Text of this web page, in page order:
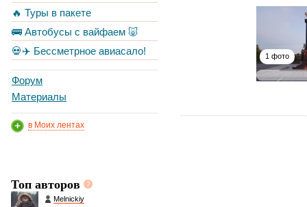
🔥 Туры в пакете
🚌 Автобусы с вайфаем 🐷
💀✈️ Бессметрное авиасало!
Форум
Материалы
в Моих лентах
Топ авторов
Melnickiy
1 фото